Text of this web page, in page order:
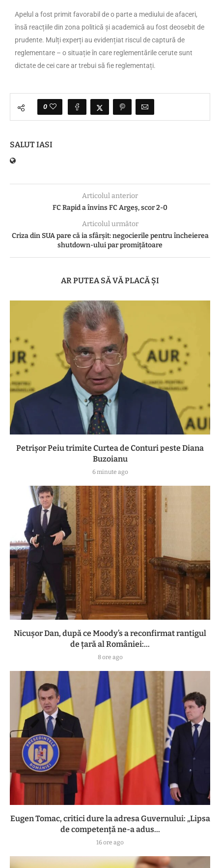
Apelul a fost primit favorabil de o parte a mediului de afaceri,
însă reacțiile din zona politică și academică au fost deosebit de
prudente. Mulți experți au evidențiat riscul de captură de
reglementare – o situație în care reglementările cerute sunt
dictate de cei care ar trebui să fie reglementați.
0
SALUT IASI
Articolul anterior
FC Rapid a învins FC Argeş, scor 2-0
Articolul următor
Criza din SUA pare că ia sfârșit: negocierile pentru încheierea
shutdown-ului par promiţătoare
AR PUTEA SĂ VĂ PLACĂ ȘI
Petrișor Peiu trimite Curtea de Conturi peste Diana
Buzoianu
6 minute ago
Nicușor Dan, după ce Moody’s a reconfirmat rantigul
de țară al României:...
8 ore ago
Eugen Tomac, critici dure la adresa Guvernului: „Lipsa
de competență ne-a adus...
16 ore ago